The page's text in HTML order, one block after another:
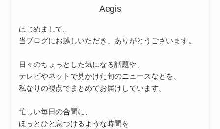
Aegis
はじめまして。
当ブログにお越しいただき、ありがとうございます。
日々のちょっとした気になる話題や、
テレビやネットで見かけた旬のニュースなどを、
私なりの視点でまとめてお届けしています。
忙しい毎日の合間に、
ほっとひと息つけるような時間を